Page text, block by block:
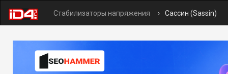
Стабилизаторы напряжения Сассин (Sassin)